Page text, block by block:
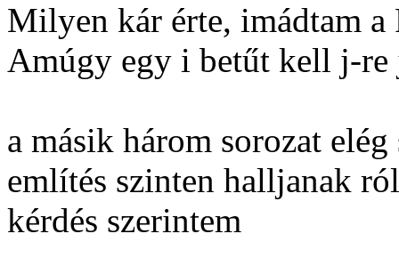
Milyen kár érte, imádtam
Amúgy egy i betűt kell j-
a másik három sorozat
említés szinten halljanak
kérdés szerintem